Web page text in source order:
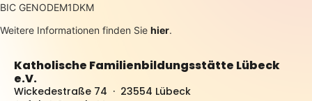
BIC GENODEM1DKM
Weitere Informationen finden Sie hier.
Katholische Familienbildungsstätte Lübeck
e.V.
Wickedestraße 74 · 23554 Lübeck